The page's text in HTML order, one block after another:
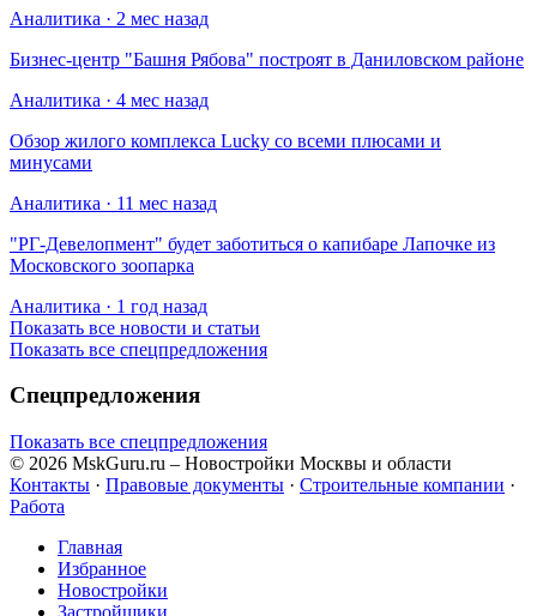
Аналитика · 2 мес назад
Бизнес-центр "Башня Рябова" построят в Даниловском районе
Аналитика · 4 мес назад
Обзор жилого комплекса Lucky со всеми плюсами и
минусами
Аналитика · 11 мес назад
​"РГ-Девелопмент" будет заботиться о капибаре Лапочке из
Московского зоопарка
Аналитика · 1 год назад
Показать все новости и статьи
Показать все спецпредложения
Спецпредложения
Показать все спецпредложения
© 2026 MskGuru.ru – Новостройки Москвы и области
Контакты · Правовые документы · Строительные компании ·
Работа
Главная
Избранное
Новостр ойки